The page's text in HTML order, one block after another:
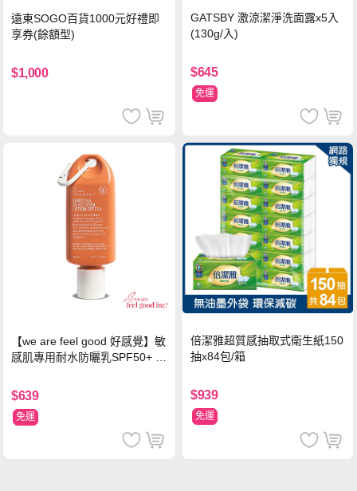
遠東SOGO百貨1000元好禮即
享券(餘額型)
$1,000
GATSBY 激涼潔淨洗面露x5入
(130g/入)
$645
免運
【we are feel good 好感覺】敏
感肌專用耐水防曬乳SPF50+ 7
$639
免運
倍潔雅超質感抽取式衛生紙150
抽x84包/箱
$939
免運